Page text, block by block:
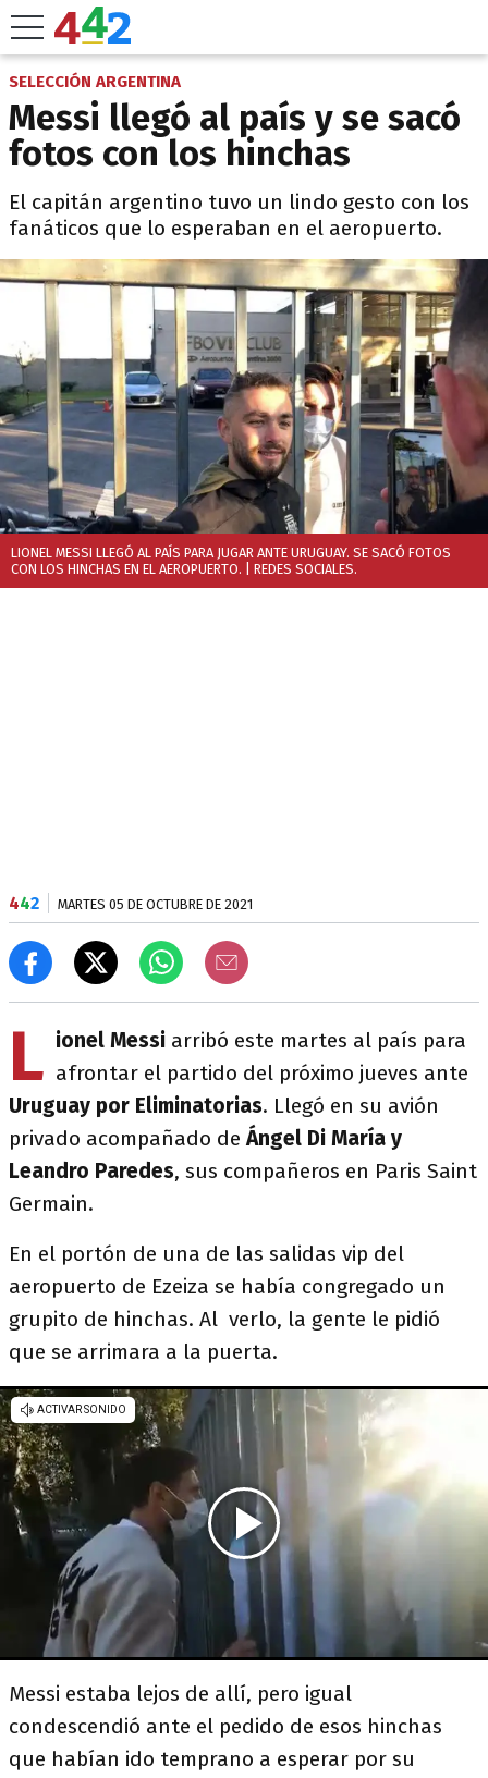
SELECCIÓN ARGENTINA
Messi llegó al país y se sacó
fotos con los hinchas
El capitán argentino tuvo un lindo gesto con los
fanáticos que lo esperaban en el aeropuerto.
LIONEL MESSI LLEGÓ AL PAÍS PARA JUGAR ANTE URUGUAY. SE SACÓ FOTOS
CON LOS HINCHAS EN EL AEROPUERTO. | REDES SOCIALES.
442 MARTES 05 DE OCTUBRE DE 2021
L ionel Messi arribó este martes al país para
afrontar el partido del próximo jueves ante
Uruguay por Eliminatorias. Llegó en su avión
privado acompañado deÁngel Di María y
Leandro Paredes, sus compañeros en Paris Saint
Germain.
En el portón de una de las salidas vip del
aeropuerto de Ezeiza se había congregado un
grupito de hinchas. Al verlo, la gente le pidió
que se arrimara a la puerta.
Messi estaba lejos de allí, pero igual
condescendió ante el pedido de esos hinchas
que habían ido temprano a esperar por su